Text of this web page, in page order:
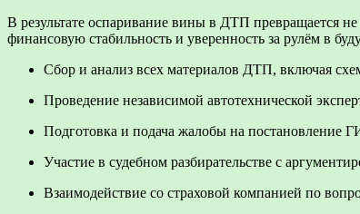
В результате оспаривание вины в ДТП превращается
финансовую стабильность и уверенность за рулём в
Сбор и анализ всех материалов ДТП, включая
Проведение независимой автотехнической
Подготовка и подача жалобы на постановление
Участие в судебном разбирательстве с
Взаимодействие со страховой компанией по